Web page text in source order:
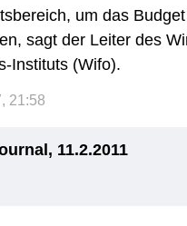
um das
sagt der Leiter des
Instituts (Wifo).
21:58
11.2.2011